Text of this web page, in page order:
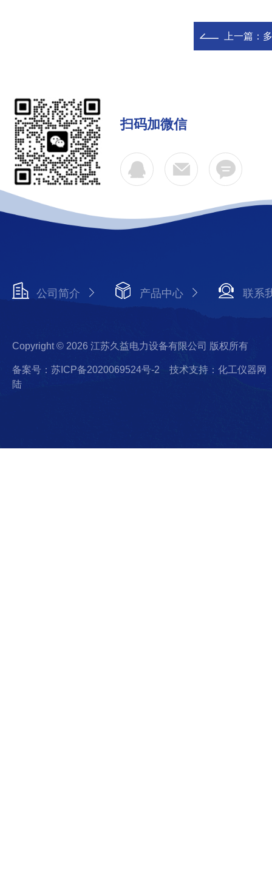
上一篇：
扫码加微信
公司简介 产品中心 联系
Copyright © 2026 江苏久益电力设备有限公司 版权所有
备案号：苏ICP备2020069524号-2
技术支持：化工仪器网
陆